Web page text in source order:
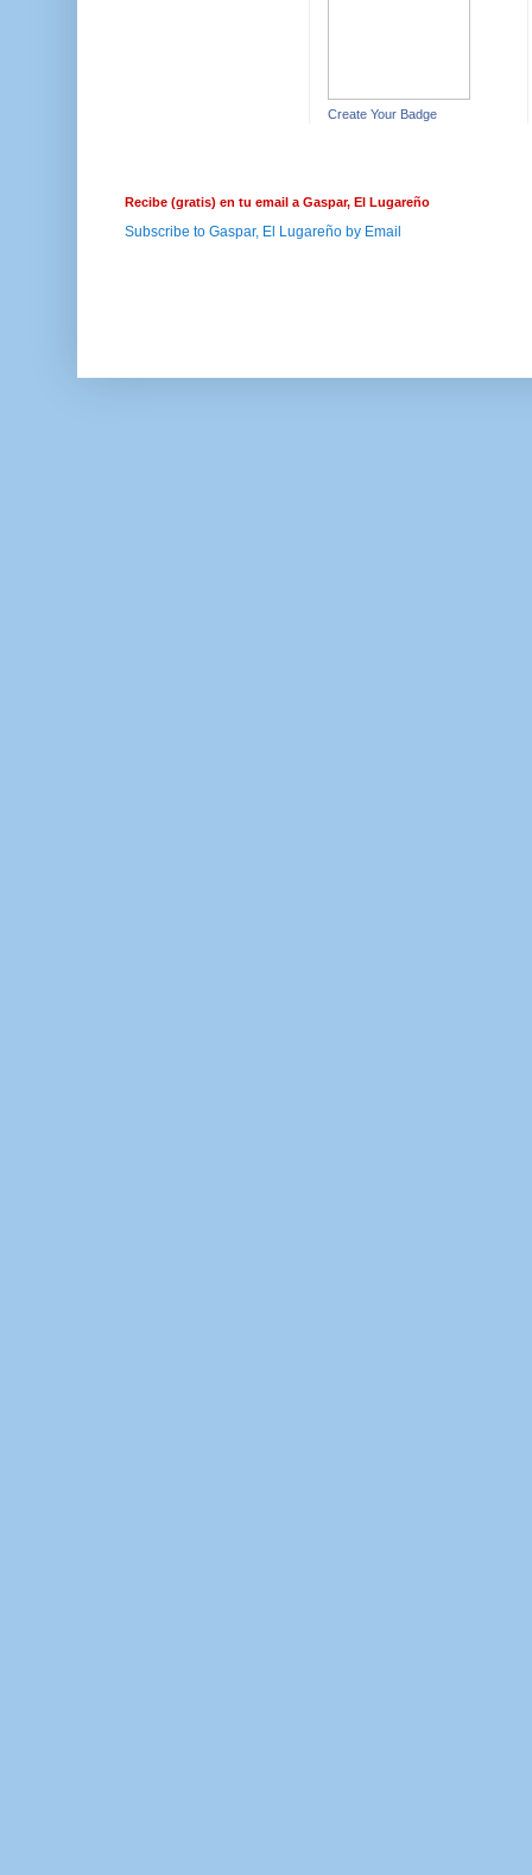
Create Your Badge
Recibe (gratis) en tu email a Gaspar, El Lugareño
Subscribe to Gaspar, El Lugareño by Email